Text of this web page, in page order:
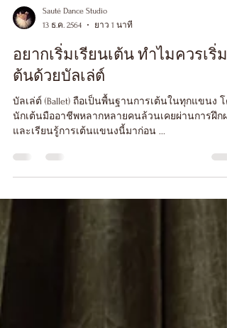
Sauté Dance Studio
13 ธ.ค. 2564
ยาว 1 นาที
อยากเริ่มเรียนเต้น ทำไมควรเริ่ม
ต้นด้วยบัลเล่ต์
บัลเล่ต์ (Ballet) ถือเป็นพื้นฐานการเต้นในทุกแขนง โ